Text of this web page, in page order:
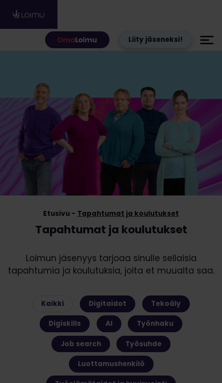
Liity jäseneksi!
Tapahtumat ja koulutukset
Etusivu Tapahtumat ja koulutukset
Loimun jäsenyys tarjoaa sinulle sellaisia
tapahtumia ja koulutuksia, joita et muualta saa.
Kaikki Digitaidot Tekoäly
Digiskills AI Työnhaku
Job search Työsuhde
Luottamushenkilö